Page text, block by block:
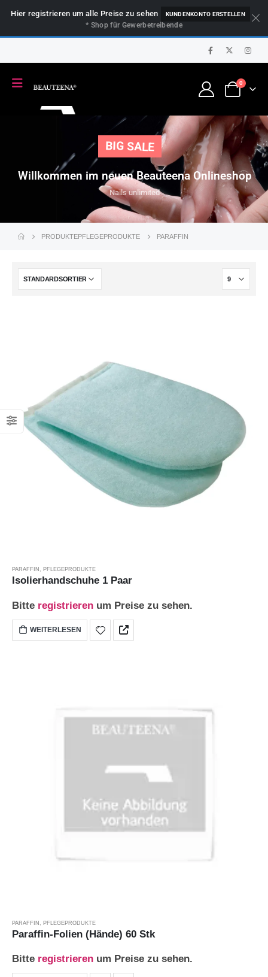
Hier registrieren um alle Preise zu sehen KUNDENKONTO ERSTELLEN
* Shop für Gewerbetreibende
0
BIG SALE
Willkommen im neuen Beauteena Onlineshop
Nails unlimited
PRODUKTEPFLEGEPRODUKTE PARAFFIN
PARAFFIN , PFLEGEPRODUKTE
Isolierhandschuhe 1 Paar
Bitte registrieren um Preise zu sehen.
WEITERLESEN
PARAFFIN PFLEGEPRODUKTE
Paraffin-Folien (Hände) 60 Stk
Bitte registrieren um Preise zu sehen.